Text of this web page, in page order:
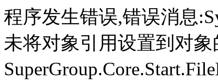
程序发生错误,错误消息
未将对象引用设置到对